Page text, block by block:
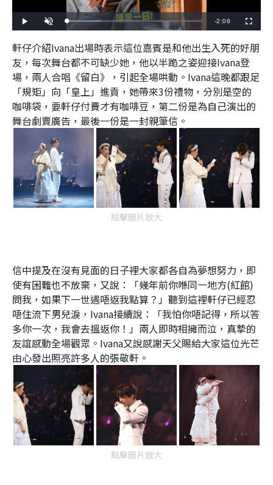
l
y
n
u
t
e
L
e
d
:
2
5
.
3
1
%
R
m
a
i
n
g
T
i
-2:08
u
l
s
c
r
e
e
n
軒仔介紹Ivana出場時表示這位嘉賓是和他出生入死的好朋
友，每次舞台都不可缺少她，他以半跪之姿迎接Ivana登
場，兩人合唱《留白》，引起全場哄動。Ivana這晚都跟足
「規矩」向「皇上」進貢，她帶來3份禮物，分別是空的
咖啡袋，要軒仔付費才有咖啡豆，第二份是為自己演出的
舞台劇賣廣告，最後一份是一封親筆信。
點擊圖片放大
信中提及在沒有見面的日子裡大家都各自為夢想努力，即
使有困難也不放棄，又說：「幾年前你喺同一地方(紅館)
問我，如果下一世遇唔返我點算？」聽到這裡軒仔已經忍
唔住流下男兒淚，Ivana接續說：「我怕你唔記得，所以答
多你一次，我會去搵返你！」兩人即時相擁而泣，真摯的
友誼感動全場觀眾。Ivana又說感謝天父賜給大家這位光芒
由心發出照亮許多人的張敬軒。
點擊圖片放大